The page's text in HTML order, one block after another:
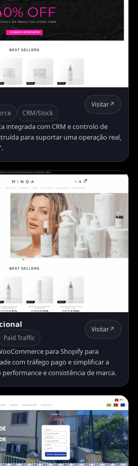
CRM/Stock
Visitar↗
integrada com CRM e controlo de
para suportar uma operação real,
Paid Traffic
Visitar↗
para Shopify para
com tráfego pago e simplificar a
e consistência de marca.